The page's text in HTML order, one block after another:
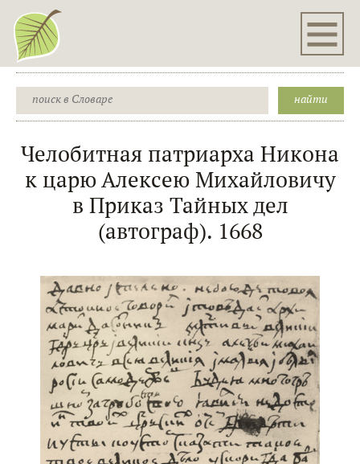
Челобитная патриарха Никона
к царю Алексею Михайловичу
в Приказ Тайных дел
(автограф). 1668